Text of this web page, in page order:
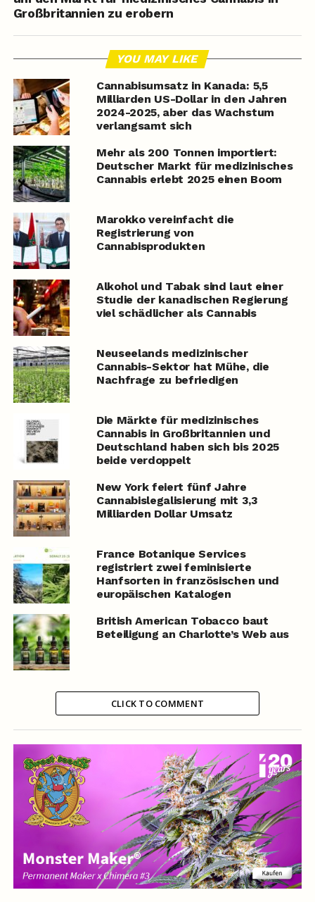
Großbritannien zu erobern
YOU MAY LIKE
Cannabisumsatz in Kanada: 5,5
Milliarden US-Dollar in den Jahren
2024-2025, aber das Wachstum
verlangsamt sich
Mehr als 200 Tonnen importiert:
Deutscher Markt für medizinisches
Cannabis erlebt 2025 einen Boom
Marokko vereinfacht die
Registrierung von
Cannabisprodukten
Alkohol und Tabak sind laut einer
Studie der kanadischen Regierung
viel schädlicher als Cannabis
Neuseelands medizinischer
Cannabis-Sektor hat Mühe, die
Nachfrage zu befriedigen
Die Märkte für medizinisches
Cannabis in Großbritannien und
Deutschland haben sich bis 2025
beide verdoppelt
New York feiert fünf Jahre
Cannabislegalisierung mit 3,3
Milliarden Dollar Umsatz
France Botanique Services
registriert zwei feminisierte
Hanfsorten in französischen und
europäischen Katalogen
British American Tobacco baut
Beteiligung an Charlotte’s Web aus
CLICK TO COMMENT